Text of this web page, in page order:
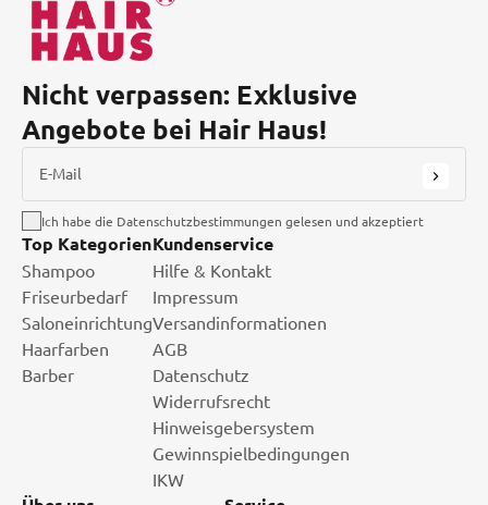
Nicht verpassen: Exklusive
Angebote bei Hair Haus!
E-Mail
Ich habe die Datenschutzbestimmungen gelesen und akzeptiert
Top Kategorien
Shampoo
Friseurbedarf
Saloneinrichtung
Haarfarben
Barber
Kundenservice
Hilfe & Kontakt
Impressum
Versandinformationen
AGB
Datenschutz
Widerrufsrecht
Hinweisgebersystem
Gewinnspielbedingungen
IKW